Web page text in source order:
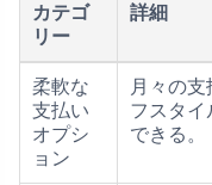
カテゴ
リー
詳細
柔軟な
支払い
オプシ
ョン
月々の
フスタイ
できる。